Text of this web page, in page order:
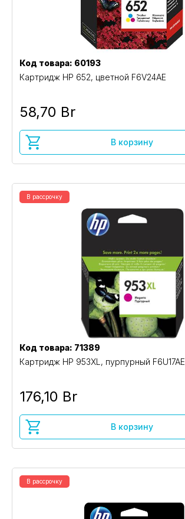
Код товара: 60193
Картридж HP 652, цветной F6V24AE
58,70 Br
В корзину
В рассрочку
Код товара: 71389
Картридж HP 953XL, пурпурный F6U17AE
176,10 Br
В корзину
В рассрочку